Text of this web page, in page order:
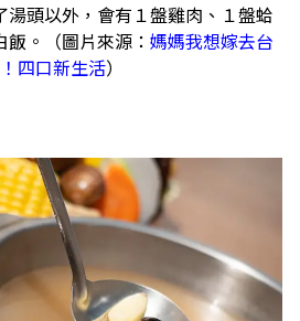
頭以外，會有１盤雞肉、１盤蛤
。（圖片來源： 媽媽我想嫁去台
四口新生活）